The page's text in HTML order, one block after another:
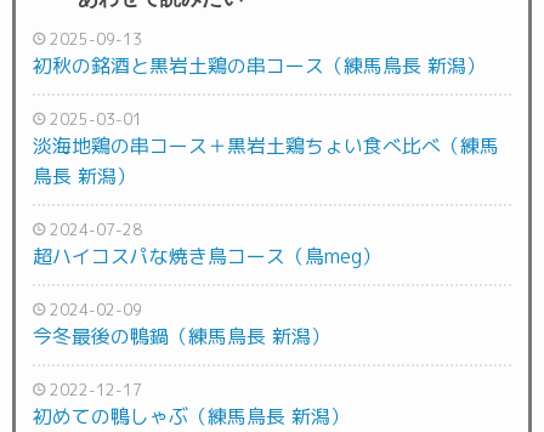
2025-09-13
初秋の銘酒と黒岩土鶏の串コース（練馬鳥長 新潟）
2025-03-01
淡海地鶏の串コース＋黒岩土鶏ちょい食べ比べ（練馬
鳥長 新潟）
2024-07-28
超ハイコスパな焼き鳥コース（鳥meg）
2024-02-09
今冬最後の鴨鍋（練馬鳥長 新潟）
2022-12-17
初めての鴨しゃぶ（練馬鳥長 新潟）